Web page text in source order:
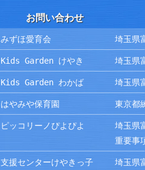
お問い合わせ
みずほ愛育会 埼玉県
Kids Garden けやき 埼玉県
Kids Garden わかば 埼玉県
はやみや保育園 東京都
ピッコリーノぴよぴよ
埼玉県
重要事
支援センターけやきっ子 埼玉県